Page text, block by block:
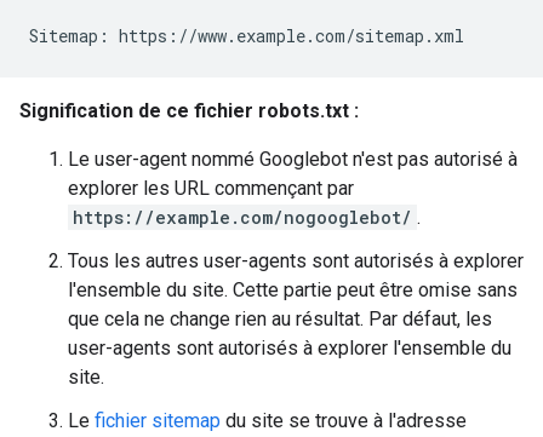
Sitemap: https://www.example.com/sitemap.xml
Signification de ce fichier robots.txt :
Le user-agent nommé Googlebot n'est pas autorisé à
explorer les URL commençant par
https://example.com/nogooglebot/ .
Tous les autres user-agents sont autorisés à explorer
l'ensemble du site. Cette partie peut être omise sans
que cela ne change rien au résultat. Par défaut, les
user-agents sont autorisés à explorer l'ensemble du
site.
Le fichier sitemap du site se trouve à l'adresse